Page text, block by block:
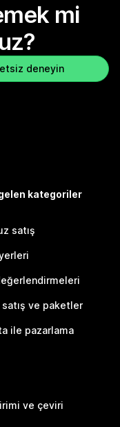
mi
deneyin
kategoriler
satış
satış ve paketler
ile pazarlama
ve çeviri